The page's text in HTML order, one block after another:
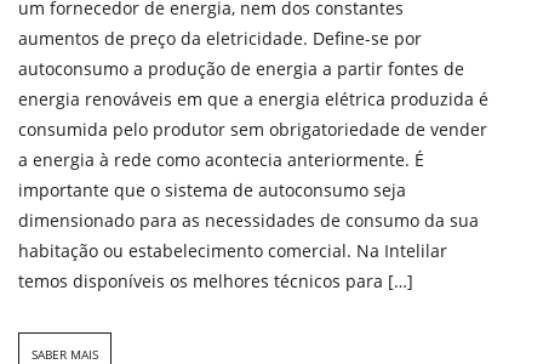
um fornecedor de energia, nem dos constantes
aumentos de preço da eletricidade. Define-se por
autoconsumo a produção de energia a partir fontes de
energia renováveis em que a energia elétrica produzida é
consumida pelo produtor sem obrigatoriedade de vender
a energia à rede como acontecia anteriormente. É
importante que o sistema de autoconsumo seja
dimensionado para as necessidades de consumo da sua
habitação ou estabelecimento comercial. Na Intelilar
temos disponíveis os melhores técnicos para […]
SABER MAIS